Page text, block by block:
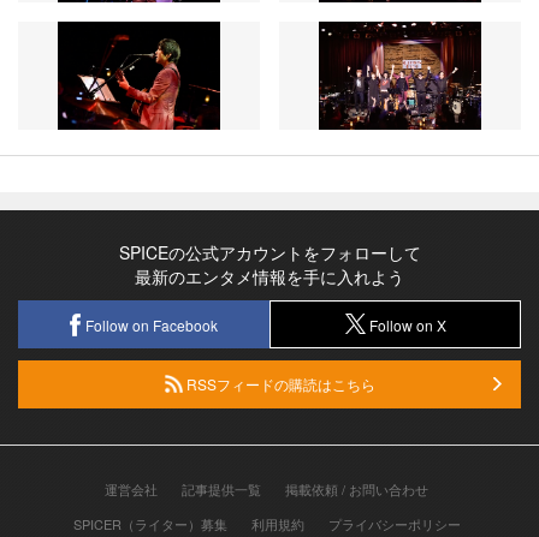
SPICEの公式アカウントをフォローして
最新のエンタメ情報を手に入れよう
Follow on Facebook Follow on X
RSSフィードの購読はこちら
運営会社 記事提供一覧
掲載依頼 / お問い合わせ
SPICER（ライター）募集
利用規約 プライバシーポリシー